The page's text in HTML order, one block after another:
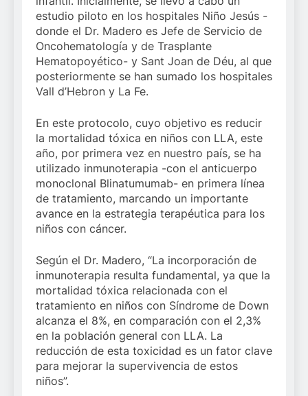
estudio piloto en los hospitales Niño Jesús -
donde el Dr. Madero es Jefe de Servicio de
Oncohematología y de Trasplante
Hematopoyético- y Sant Joan de Déu, al que
posteriormente se han sumado los hospitales
Vall d’Hebron y La Fe.
En este protocolo, cuyo objetivo es reducir
la mortalidad tóxica en niños con LLA, este
año, por primera vez en nuestro país, se ha
utilizado inmunoterapia -con el anticuerpo
monoclonal Blinatumumab- en primera línea
de tratamiento, marcando un importante
avance en la estrategia terapéutica para los
niños con cáncer.
Según el Dr. Madero, “La incorporación de
inmunoterapia resulta fundamental, ya que la
mortalidad tóxica relacionada con el
tratamiento en niños con Síndrome de Down
alcanza el 8%, en comparación con el 2,3%
en la población general con LLA. La
reducción de esta toxicidad es un fator clave
para mejorar la supervivencia de estos
niños”.